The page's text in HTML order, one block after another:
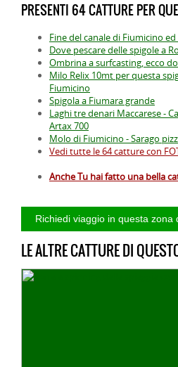
PRESENTI 64 CATTURE PER
Fine del canale di Fiumicino
Dove pescare delle spigole a
Ombrina a surfcasting, ecco
Milo Relix 10mt per questa
Fiumicino
Spigola a Fiumara grande
Laghi tre denari Maccarese -
Artax 700
Molo di Fiumicino - Sarago
Vedi tutte le 64 catture con
Anche Tu hai fatto una bella
LE ALTRE CATTURE DI